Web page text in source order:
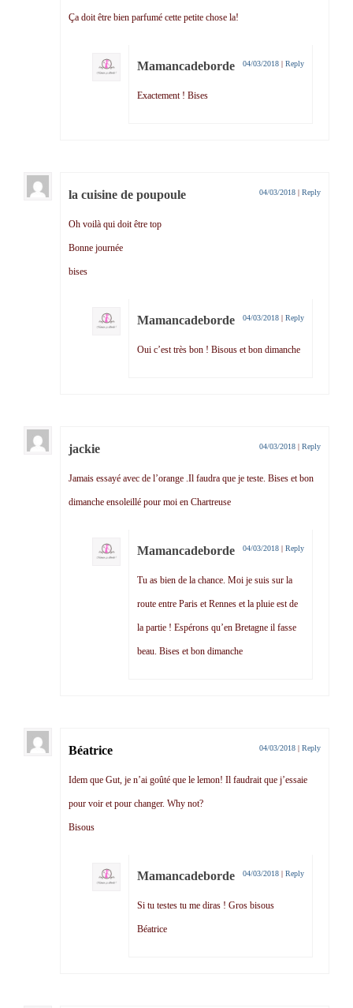
Ça doit être bien parfumé cette petite chose la!
Mamancadeborde 04/03/2018 | Reply
Exactement ! Bises
la cuisine de poupoule 04/03/2018 | Reply
Oh voilà qui doit être top
Bonne journée
bises
Mamancadeborde 04/03/2018 | Reply
Oui c’est très bon ! Bisous et bon dimanche
jackie 04/03/2018 | Reply
Jamais essayé avec de l’orange .Il faudra que je teste. Bises et bon
dimanche ensoleillé pour moi en Chartreuse
Mamancadeborde 04/03/2018 | Reply
Tu as bien de la chance. Moi je suis sur la
route entre Paris et Rennes et la pluie est de
la partie ! Espérons qu’en Bretagne il fasse
beau. Bises et bon dimanche
Béatrice 04/03/2018 | Reply
Idem que Gut, je n’ai goûté que le lemon! Il faudrait que j’essaie
pour voir et pour changer. Why not?
Bisous
Mamancadeborde 04/03/2018 | Reply
Si tu testes tu me diras ! Gros bisous
Béatrice